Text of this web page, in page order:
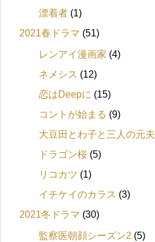
漂着者 (1)
2021春ドラマ (51)
レンアイ漫画家 (4)
ネメシス (12)
恋はDeepに (15)
コントが始まる (9)
大豆田とわ子と三人の元夫
ドラゴン桜 (5)
リコカツ (1)
イチケイのカラス (3)
2021冬ドラマ (30)
監察医朝顔シーズン2 (5)